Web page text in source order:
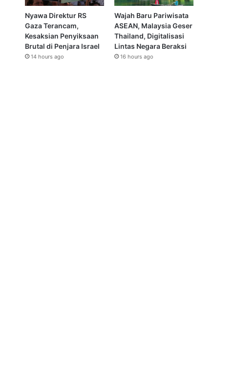
Nyawa Direktur RS
Gaza Terancam,
Kesaksian Penyiksaan
Brutal di Penjara Israel
14 hours ago
Wajah Baru Pariwisata
ASEAN, Malaysia Geser
Thailand, Digitalisasi
Lintas Negara Beraksi
16 hours ago